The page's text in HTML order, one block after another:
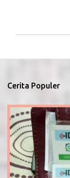
o
i
K
o
m
e
n
t
a
r
Cerita Populer